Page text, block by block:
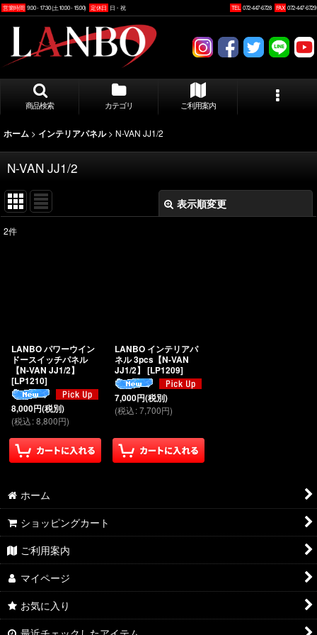
営業時間 9:00 - 17:30 (土10:00 - 15:00) 定休日 日・祝 TEL 072-447-6728 FAX 072-447-6729
商品検索 カテゴリ ご利用案内
ホーム > インテリアパネル > N-VAN JJ1/2
N-VAN JJ1/2
表示順変更
2件
LANBO パワーウイン
ドースイッチパネル
【N-VAN JJ1/2】
[LP1210]
8,000円(税別)
(税込:8,800円)
LANBO インテリアパ
ネル 3pcs【N-VAN
JJ1/2】 [LP1209]
7,000円(税別)
(税込:7,700円)
ホーム
ショッピングカート
ご利用案内
マイページ
お気に入り